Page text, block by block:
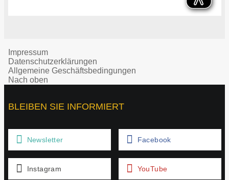
Impressum
Datenschutzerklärungen
Allgemeine Geschäftsbedingungen
Nach oben
BLEIBEN SIE INFORMIERT
Newsletter Facebook
Instagram YouTube